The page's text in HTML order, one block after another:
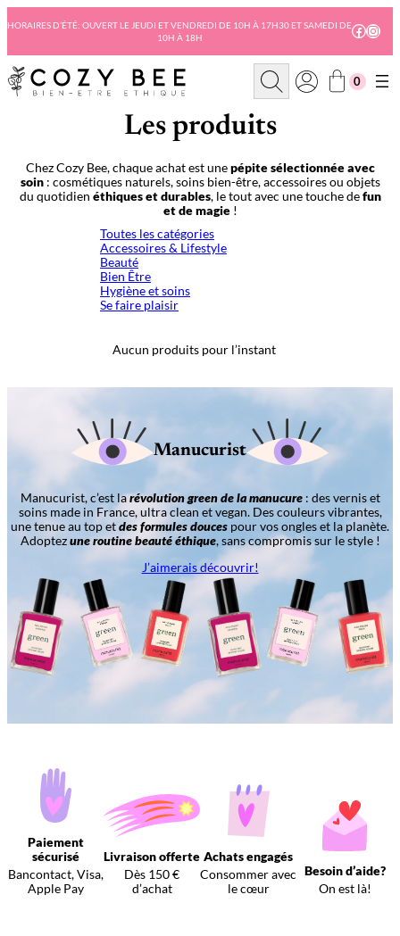
au
HORAIRES D’ÉTÉ: OUVERT LE JEUDI ET VENDREDI DE 10H À 17H30 ET SAMEDI DE
10H À 18H
R
c
h
e
h
e
0
Les produits
Chez Cozy Bee, chaque achat est unepépite sélectionnée avec
soin: cosmétiques naturels, soins bien-être, accessoires ou objets
du quotidien éthiques et durables, le tout avec une touche defun
et de magie!
Toutes les catégories
Accessoires & Lifestyle
Beauté
Bien Être
Hygiène et soins
Se faire plaisir
Aucun produits pour l’instant
Manucurist
Manucurist, c’est larévolution green de la manucure: des vernis et
soins made in France, ultra clean et vegan. Des couleurs vibrantes,
une tenue au top etdes formules douces pour vos ongles et la planète.
Adoptezune routine beauté éthique, sans compromis sur le style !
J’aimerais découvrir!
Paiement
sécurisé
Bancontact, Visa,
Apple Pay
Livraison offerte
Dès 150 €
d’achat
Achats engagés
Consommer avec
le cœur
Besoin d’aide?
On est là!